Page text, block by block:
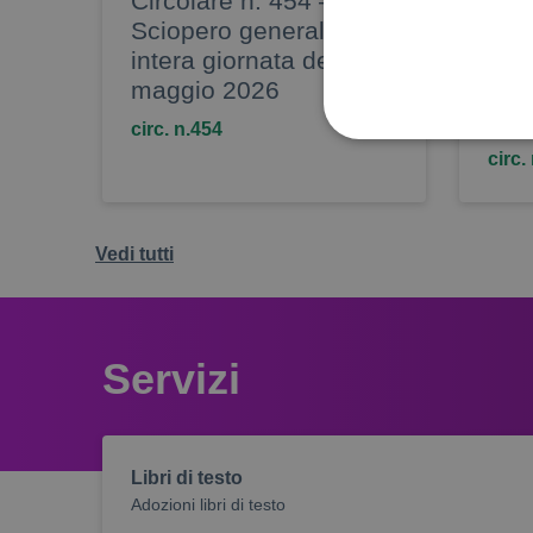
Sciopero generale
intera giornata del 29
maggio 2026
circ. n.454
circ.
Vedi tutti
Servizi
Libri di testo
Adozioni libri di testo
potrebbero essere
(visualizzazione
mantenere
Nome